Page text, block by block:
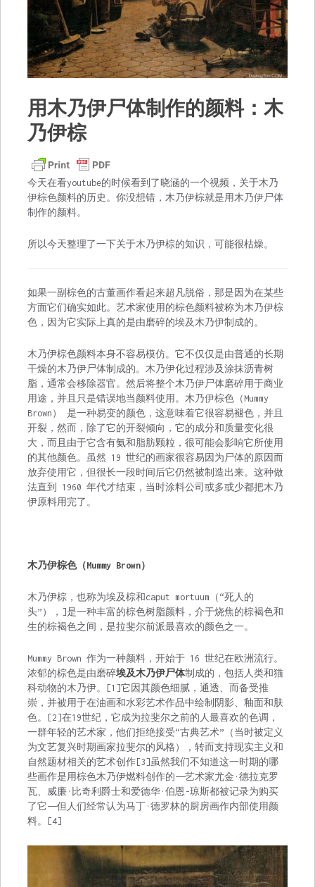
用木乃伊尸体制作的颜料：木
乃伊棕
今天在看youtube的时候看到了晓涵的一个视频，关于木乃
伊棕色颜料的历史。你没想错，木乃伊棕就是用木乃伊尸体
制作的颜料。
所以今天整理了一下关于木乃伊棕的知识，可能很枯燥。
如果一副棕色的古董画作看起来超凡脱俗，那是因为在某些
方面它们确实如此。艺术家使用的棕色颜料被称为木乃伊棕
色，因为它实际上真的是由磨碎的埃及木乃伊制成的。
木乃伊棕色颜料本身不容易模仿。它不仅仅是由普通的长期
干燥的木乃伊尸体制成的。木乃伊化过程涉及涂抹沥青树
脂，通常会移除器官。然后将整个木乃伊尸体磨碎用于商业
用途，并且只是错误地当颜料使用。木乃伊棕色（Mummy
Brown） 是一种易变的颜色，这意味着它很容易褪色，并且
开裂，然而，除了它的开裂倾向，它的成分和质量变化很
大，而且由于它含有氨和脂肪颗粒，很可能会影响它所使用
的其他颜色。虽然 19 世纪的画家很容易因为尸体的原因而
放弃使用它，但很长一段时间后它仍然被制造出来。这种做
法直到 1960 年代才结束，当时涂料公司或多或少都把木乃
伊原料用完了。
木乃伊棕色（Mummy Brown）
木乃伊棕，也称为埃及棕和caput mortuum（“死人的
头”），]是一种丰富的棕色树脂颜料，介于烧焦的棕褐色和
生的棕褐色之间，是拉斐尔前派最喜欢的颜色之一。
Mummy Brown 作为一种颜料，开始于 16 世纪在欧洲流行。
浓郁的棕色是由磨碎埃及木乃伊尸体制成的，包括人类和猫
科动物的木乃伊。[1]它因其颜色细腻，通透、而备受推
崇，并被用于在油画和水彩艺术作品中绘制阴影、釉面和肤
色。[2]在19世纪，它成为拉斐尔之前的人最喜欢的色调，
一群年轻的艺术家，他们拒绝接受“古典艺术”（当时被定义
为文艺复兴时期画家拉斐尔的风格），转而支持现实主义和
自然题材相关的艺术创作[3]虽然我们不知道这一时期的哪
些画作是用棕色木乃伊燃料创作的——艺术家尤金·德拉克罗
瓦、威廉·比奇利爵士和爱德华·伯恩-琼斯都被记录为购买
了它——但人们经常认为马丁·德罗林的厨房画作内部使用颜
料。[4]